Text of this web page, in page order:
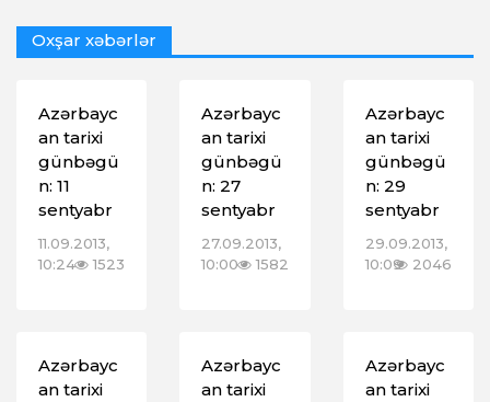
Oxşar xəbərlər
Azərbayc
an tarixi
günbəgü
n: 11
sentyabr
11.09.2013,
10:24
1523
Azərbayc
an tarixi
günbəgü
n: 27
sentyabr
27.09.2013,
10:00
1582
Azərbayc
an tarixi
günbəgü
n: 29
sentyabr
29.09.2013,
10:09 2046
Azərbayc
an tarixi
Azərbayc
an tarixi
Azərbayc
an tarixi